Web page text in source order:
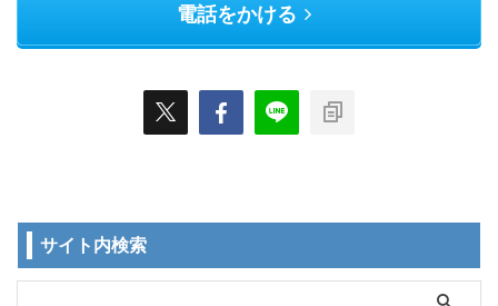
電話をかける
サイト内検索